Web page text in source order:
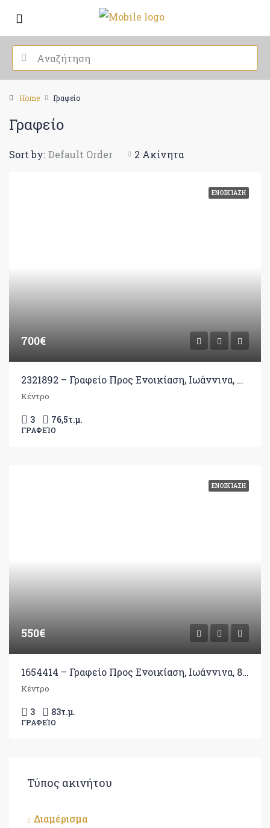
Home Γραφείο
Γραφείο
2 Ακίνητα
Sort by: Default Order
ΕΝΟΙΚΊΑΣΗ
700€
2321892 – Γραφείο Προς Ενοικίαση, Ιωάννινα, 76,50 τ.μ., €700
Κέντρο
3 76,5τ.μ.
ΓΡΑΦΕΊΟ
ΕΝΟΙΚΊΑΣΗ
550€
1654414 – Γραφείο Προς Ενοικίαση, Ιωάννινα, 83 τ.μ., €550
Κέντρο
3 83τ.μ.
ΓΡΑΦΕΊΟ
Τύπος ακινήτου
Διαμέρισμα